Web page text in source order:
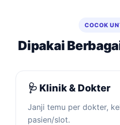
COCOK
Dipakai
🩺 Klinik & Dokter
Janji temu per dokter,
pasien/slot.